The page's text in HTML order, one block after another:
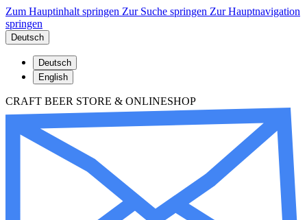
Zum Hauptinhalt springen Zur Suche springen Zur Hauptnavigation
springen
Deutsch
Deutsch
English
CRAFT BEER STORE & ONLINESHOP